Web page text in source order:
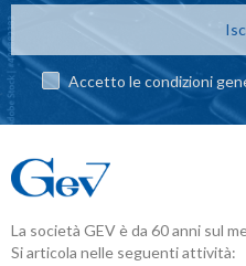
Accetto le condizioni
La società GEV è da 60 anni sul
Si articola nelle seguenti attività: